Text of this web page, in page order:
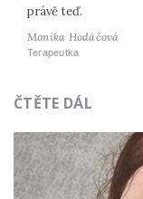
právě teď.
Monika Hodáčová
Terapeutka
ČTĚTE DÁL